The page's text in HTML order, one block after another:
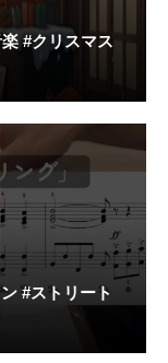
#クリスマス
#ストリート